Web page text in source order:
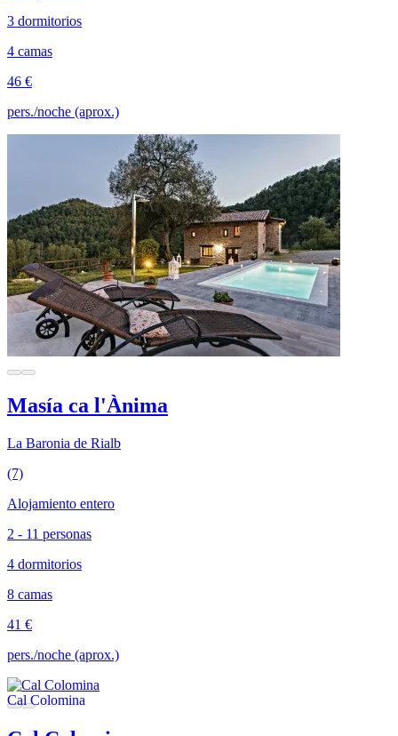
3 dormitorios
4 camas
46 €
pers./noche (aprox.)
Masía ca l'Ànima
La Baronia de Rialb
(7)
Alojamiento entero
2 - 11 personas
4 dormitorios
8 camas
41 €
pers./noche (aprox.)